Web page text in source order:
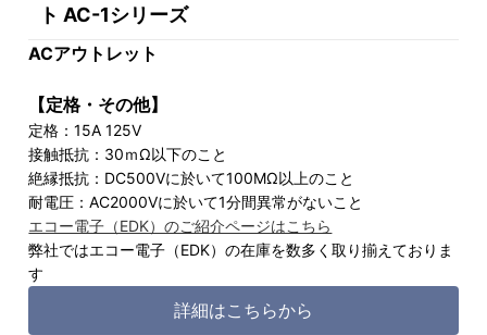
ト AC-1シリーズ
ACアウトレット
【定格・その他】
定格：15A 125V
接触抵抗：30ｍΩ以下のこと
絶縁抵抗：DC500Vに於いて100MΩ以上のこと
耐電圧：AC2000Vに於いて1分間異常がないこと
エコー電子（EDK）のご紹介ページはこちら
弊社ではエコー電子（EDK）の在庫を数多く取り揃えておりま
す
詳細はこちらから